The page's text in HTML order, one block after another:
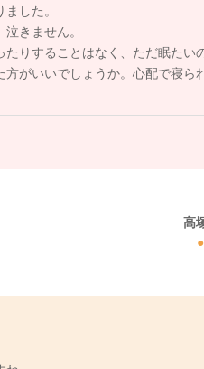
した。
きません。
りすることはなく、ただ眠たい
がいいでしょうか。心配で寝ら
高